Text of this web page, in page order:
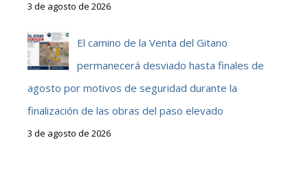
3 de agosto de 2026
El camino de la Venta del Gitano
permanecerá desviado hasta finales de
agosto por motivos de seguridad durante la
finalización de las obras del paso elevado
3 de agosto de 2026